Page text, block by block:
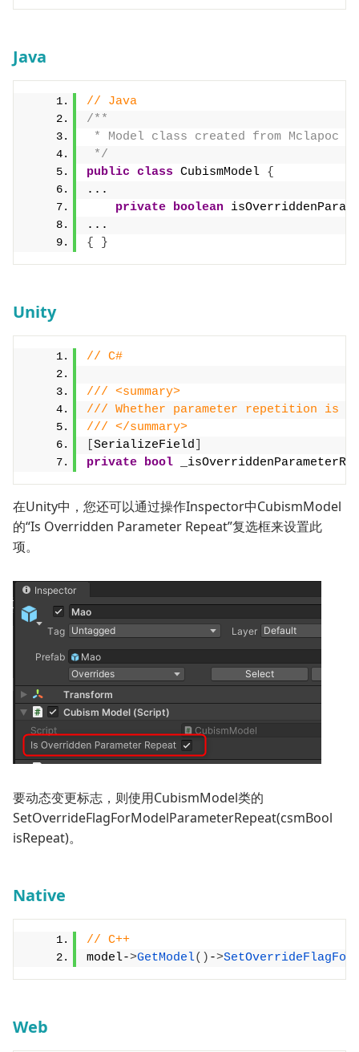
Java
// Java
/**
* Model class created from Mclapoc
*/
public class CubismModel {
...
private boolean
...
{
}
Unity
// C#
/// <summary>
/// Whether parameter repetition is
/// </summary>
SerializeField
private bool
在Unity中，您还可以通过操作Inspector中CubismModel
的“Is Overridden Parameter Repeat”复选框来设置此
项。
要动态变更标志，则使用CubismModel类的
SetOverrideFlagForModelParameterRepeat(csmBool
isRepeat)。
Native
// C++
model->GetModel() ->
Web